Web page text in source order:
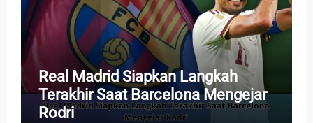
Real Madrid Siapkan Langkah
Terakhir Saat Barcelona Mengejar
Rodri